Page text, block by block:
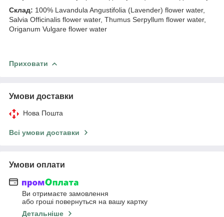
Склад: 100% Lavandula Angustifolia (Lavender) flower water,
Salvia Officinalis flower water, Thumus Serpyllum flower water,
Origanum Vulgare flower water
Приховати
Умови доставки
Нова Пошта
Всі умови доставки
Умови оплати
Ви отримаєте замовлення
або гроші повернуться на вашу картку
Детальніше